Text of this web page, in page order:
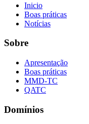
Inicio
Boas práticas
Notícias
Sobre
Apresentação
Boas práticas
MMD-TC
QATC
Domínios